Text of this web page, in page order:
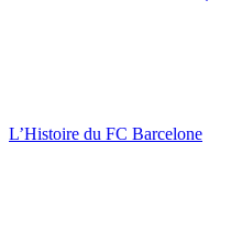
L’Histoire du FC Barcelone